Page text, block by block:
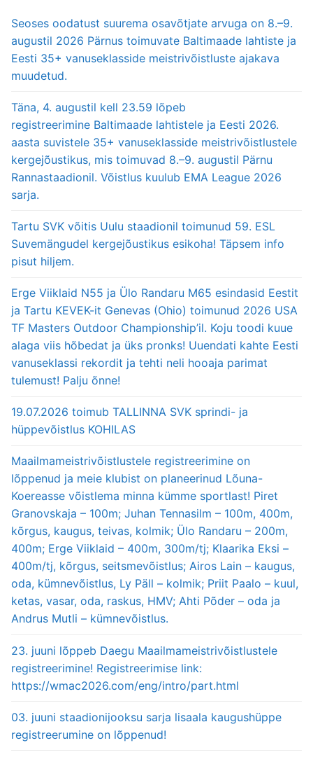
Seoses oodatust suurema osavõtjate arvuga on 8.–9.
augustil 2026 Pärnus toimuvate Baltimaade lahtiste ja
Eesti 35+ vanuseklasside meistrivõistluste ajakava
muudetud.
Täna, 4. augustil kell 23.59 lõpeb
registreerimine Baltimaade lahtistele ja Eesti 2026.
aasta suvistele 35+ vanuseklasside meistrivõistlustele
kergejõustikus, mis toimuvad 8.–9. augustil Pärnu
Rannastaadionil. Võistlus kuulub EMA League 2026
sarja.
Tartu SVK võitis Uulu staadionil toimunud 59. ESL
Suvemängudel kergejõustikus esikoha! Täpsem info
pisut hiljem.
Erge Viiklaid N55 ja Ülo Randaru M65 esindasid Eestit
ja Tartu KEVEK-it Genevas (Ohio) toimunud 2026 USA
TF Masters Outdoor Championship’il. Koju toodi kuue
alaga viis hõbedat ja üks pronks! Uuendati kahte Eesti
vanuseklassi rekordit ja tehti neli hooaja parimat
tulemust! Palju õnne!
19.07.2026 toimub TALLINNA SVK sprindi- ja
hüppevõistlus KOHILAS
Maailmameistrivõistlustele registreerimine on
lõppenud ja meie klubist on planeerinud Lõuna-
Koereasse võistlema minna kümme sportlast! Piret
Granovskaja – 100m; Juhan Tennasilm – 100m, 400m,
kõrgus, kaugus, teivas, kolmik; Ülo Randaru – 200m,
400m; Erge Viiklaid – 400m, 300m/tj; Klaarika Eksi –
400m/tj, kõrgus, seitsmevõistlus; Airos Lain – kaugus,
oda, kümnevõistlus, Ly Päll – kolmik; Priit Paalo – kuul,
ketas, vasar, oda, raskus, HMV; Ahti Põder – oda ja
Andrus Mutli – kümnevõistlus.
23. juuni lõppeb Daegu Maailmameistrivõistlustele
registreerimine! Registreerimise link:
https://wmac2026.com/eng/intro/part.html
03. juuni staadionijooksu sarja lisaala kaugushüppe
registreerumine on lõppenud!